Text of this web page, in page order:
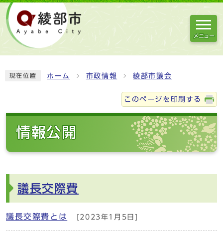
メニュー
現在位置 ホーム 市政情報 綾部市議会
このページを印刷する
情報公開
議長交際費
議長交際費とは [2023年1月5日]